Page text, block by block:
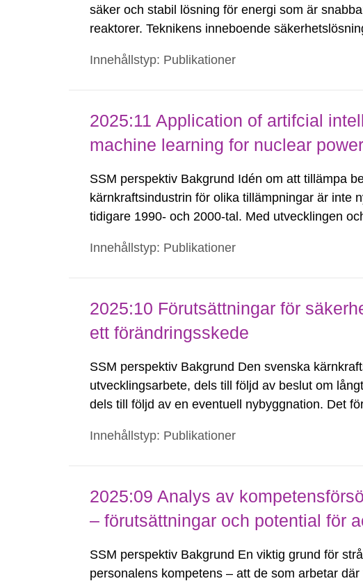
säker och stabil lösning för energi som är
reaktorer. Teknikens inneboende
kräver...
Innehållstyp: Publikationer
2025:11 Application of artifcial
machine learning for nuclear
SSM perspektiv Bakgrund Idén om att tillämpa
kärnkraftsindustrin för olika tillämpningar är inte
tidigare 1990- och 2000-tal. Med utvecklingen
Innehållstyp: Publikationer
2025:10 Förutsättningar för
ett förändringsskede
SSM perspektiv Bakgrund Den svenska
utvecklingsarbete, dels till följd av beslut om
dels till följd av en eventuell nybyggnation. Det
Innehållstyp: Publikationer
2025:09 Analys av
– förutsättningar och potential för
SSM perspektiv Bakgrund En viktig grund för
personalens kompetens – att de som arbetar